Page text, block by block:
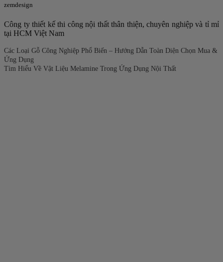
zemdesign
Công ty thiết kế thi công nội thất thân thiện, chuyên nghiệp và tỉ mỉ
tại HCM Việt Nam
Các Loại Gỗ Công Nghiệp Phổ Biến – Hướng Dẫn Toàn Diện Chọn Mua &
Ứng Dụng
Tìm Hiểu Về Vật Liệu Melamine Trong Ứng Dụng Nội Thất